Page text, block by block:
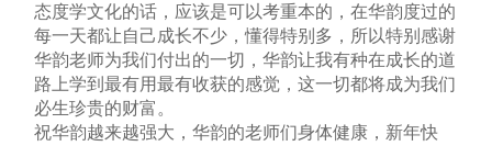
态度学文化的话，应该是可以考重本的，在华韵度过的
每一天都让自己成长不少，懂得特别多，所以特别感谢
华韵老师为我们付出的一切，华韵让我有种在成长的道
路上学到最有用最有收获的感觉，这一切都将成为我们
必生珍贵的财富。
祝华韵越来越强大，华韵的老师们身体健康，新年快